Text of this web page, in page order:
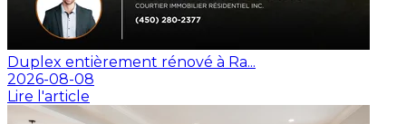
Duplex entièrement rénové à Ra...
2026-08-08
Lire l'article